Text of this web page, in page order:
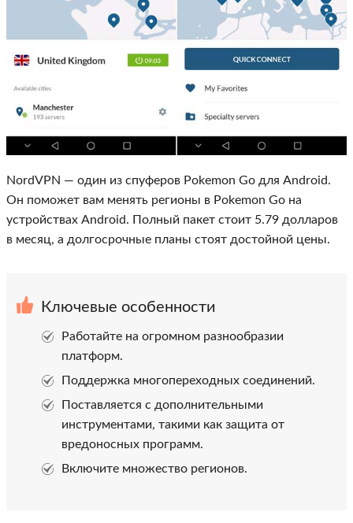
NordVPN — один из спуферов Pokemon Go для Android.
Он поможет вам менять регионы в Pokemon Go на
устройствах Android. Полный пакет стоит 5.79 долларов
в месяц, а долгосрочные планы стоят достойной цены.
Ключевые особенности
Работайте на огромном разнообразии
платформ.
Поддержка многопереходных соединений.
Поставляется с дополнительными
инструментами, такими как защита от
вредоносных программ.
Включите множество регионов.